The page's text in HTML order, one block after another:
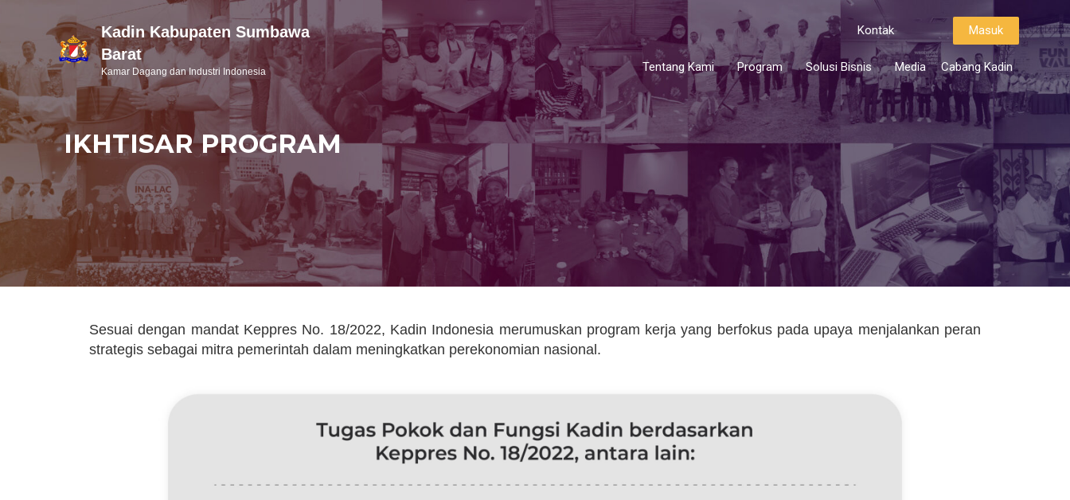
Kadin Kabupaten Sumbawa
Barat
Kamar Dagang dan Industri Indonesia
Kontak Masuk
Tentang Kami Program Solusi Bisnis Media Cabang Kadin
IKHTISAR PROGRAM
Sesuai dengan mandat Keppres No. 18/2022, Kadin Indonesia merumuskan program kerja yang berfokus pada upaya menjalankan peran
strategis sebagai mitra pemerintah dalam meningkatkan perekonomian nasional.